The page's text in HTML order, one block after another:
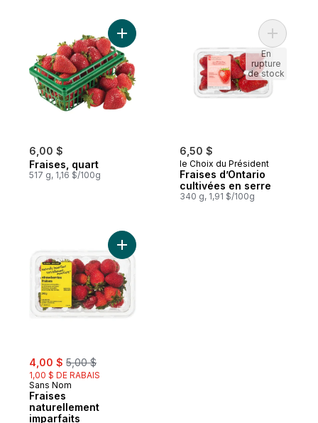
6,00 $
Fraises, quart
517 g, 1,16 $/100g
Ajouter Fraises, quart au panier
6,50 $
le Choix du Président
Fraises d’Ontario
cultivées en serre
340 g, 1,91 $/100g
Ajouter
En
rupture
de stock
sale:
4,00 $ , formerly:
5,00 $
1,00 $ DE RABAIS
Sans Nom
Fraises
naturellement
imparfaits
Ajouter Fraises naturellement imparfaits